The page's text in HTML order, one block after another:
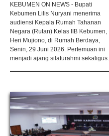
KEBUMEN ON NEWS - Bupati
Kebumen Lilis Nuryani menerima
audiensi Kepala Rumah Tahanan
Negara (Rutan) Kelas IIB Kebumen,
Heri Mujiono, di Rumah Berdaya,
Senin, 29 Juni 2026. Pertemuan ini
menjadi ajang silaturahmi sekaligus...